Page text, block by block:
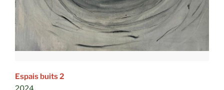
Espais buits 2